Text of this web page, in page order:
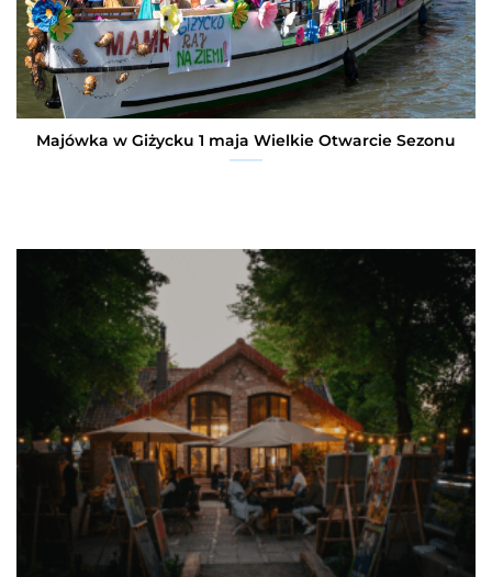
Majówka w Giżycku 1 maja Wielkie Otwarcie Sezonu